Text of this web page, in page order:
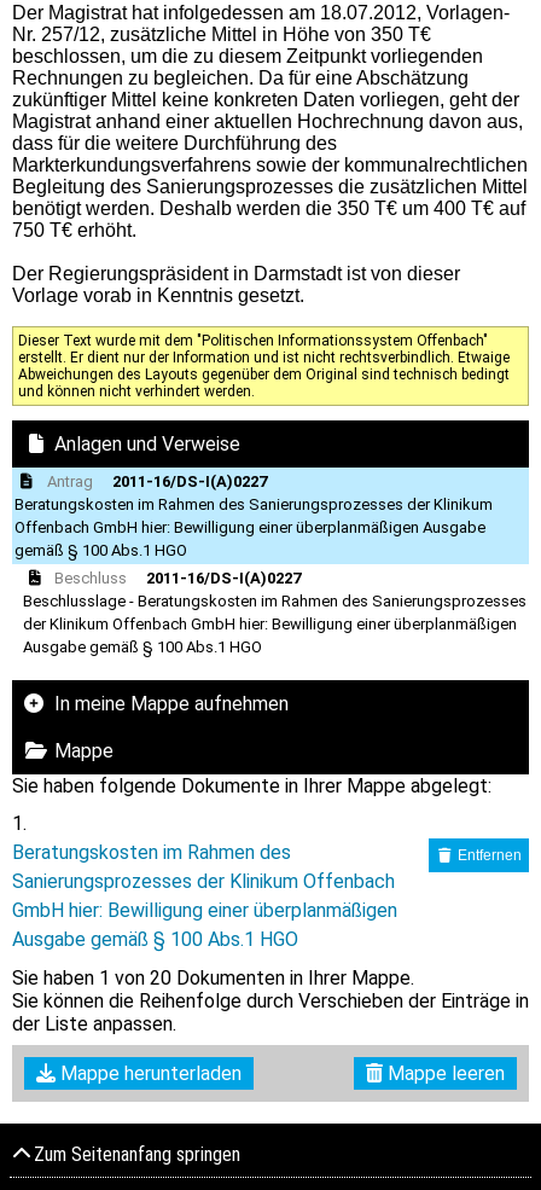
Der Magistrat hat infolgedessen am 18.07.2012, Vorlagen-
Nr. 257/12, zusätzliche Mittel in Höhe von 350 T€
beschlossen, um die zu diesem Zeitpunkt vorliegenden
Rechnungen zu begleichen. Da für eine Abschätzung
zukünftiger Mittel keine konkreten Daten vorliegen, geht der
Magistrat anhand einer aktuellen Hochrechnung davon aus,
dass für die weitere Durchführung des
Markterkundungsverfahrens sowie der kommunalrechtlichen
Begleitung des Sanierungsprozesses die zusätzlichen Mittel
benötigt werden. Deshalb werden die 350 T€ um 400 T€ auf
750 T€ erhöht.
Der Regierungspräsident in Darmstadt ist von dieser
Vorlage vorab in Kenntnis gesetzt.
Dieser Text wurde mit dem "Politischen Informationssystem Offenbach"
erstellt. Er dient nur der Information und ist nicht rechtsverbindlich. Etwaige
Abweichungen des Layouts gegenüber dem Original sind technisch bedingt
und können nicht verhindert werden.
Anlagen und Verweise
Antrag
2011-16/DS-I(A)0227
Beratungskosten im Rahmen des Sanierungsprozesses der Klinikum
Offenbach GmbH hier: Bewilligung einer überplanmäßigen Ausgabe
gemäß § 100 Abs.1 HGO
Beschluss
2011-16/DS-I(A)0227
Beschlusslage - Beratungskosten im Rahmen des Sanierungsprozesses
der Klinikum Offenbach GmbH hier: Bewilligung einer überplanmäßigen
Ausgabe gemäß § 100 Abs.1 HGO
In meine Mappe aufnehmen
Mappe
Sie haben folgende Dokumente in Ihrer Mappe abgelegt:
Beratungskosten im Rahmen des
Sanierungsprozesses der Klinikum Offenbach
GmbH hier: Bewilligung einer überplanmäßigen
Ausgabe gemäß § 100 Abs.1 HGO
Entfernen
Sie haben 1 von 20 Dokumenten in Ihrer Mappe.
Sie können die Reihenfolge durch Verschieben der Einträge in
der Liste anpassen.
Mappe herunterladen Mappe leeren
Zum Seitenanfang springen